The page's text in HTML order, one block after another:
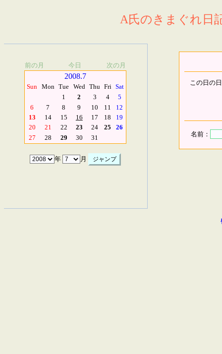
A氏のきまぐれ日
前の月 今日 次の月
2008.7
Sun Mon Tue Wed Thu Fri Sat
1
2 3 4
5
6
7 8 9 10 11
12
13
14 15 16 17 18
19
20
21 22 23 24 25
26
27
28 29 30 31
年 月
この日の
名前：